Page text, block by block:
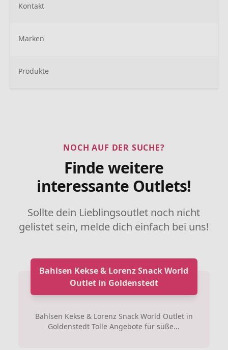
Kontakt
Marken
Produkte
NOCH AUF DER SUCHE?
Finde weitere
interessante Outlets!
Sollte dein Lieblingsoutlet noch nicht
gelistet sein, melde dich einfach bei uns!
Bahlsen Kekse & Lorenz Snack World
Outlet in Goldenstedt
Bahlsen Kekse & Lorenz Snack World Outlet in
Goldenstedt Tolle Angebote für süße...